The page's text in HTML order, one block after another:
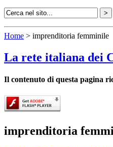
Home > imprenditoria femminile
La rete italiana dei
Il contenuto di questa pagina
imprenditoria